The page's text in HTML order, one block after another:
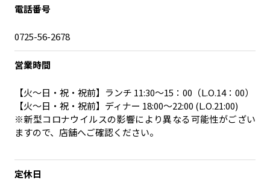
MILCプロジェクト
イベント
地域豆知識
「人」から探す
電話番号
0725-56-2678
営業時間
【火～日・祝・祝前】ランチ 11:30～15：00（L.O.14：00）
【火～日・祝・祝前】ディナー 18:00～22:00 (L.O.21:00)
※新型コロナウイルスの影響により異なる可能性がござい
ますので、店舗へご確認ください。
定休日